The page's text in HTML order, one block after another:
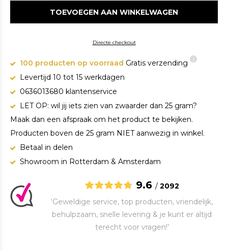
TOEVOEGEN AAN WINKELWAGEN
Directe checkout
100 producten op voorraad Gratis verzending
Levertijd 10 tot 15 werkdagen
0636013680 klantenservice
LET OP: wil jij iets zien van zwaarder dan 25 gram?
Maak dan een afspraak om het product te bekijken.
Producten boven de 25 gram NIET aanwezig in winkel.
Betaal in delen
Showroom in Rotterdam & Amsterdam
9.6 / 2092
‘Geweldige service, top producten, vriendelijk,
behulpzaam, snelle levering & je kunt er altijd
terecht voor vragen!’